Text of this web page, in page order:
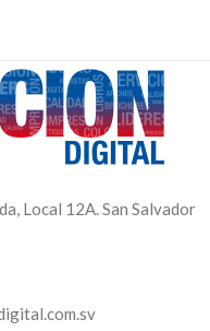
Local 12A. San Salvador